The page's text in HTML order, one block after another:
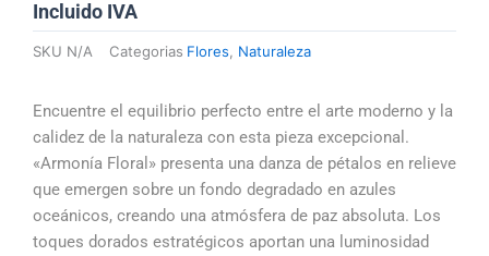
o
r
p
precios:
desde
hasta
$345.52
Incluido IVA
SKU N/A Categorias Flores Naturaleza
Encuentre el equilibrio perfecto entre el arte moderno y la
calidez de la naturaleza con esta pieza excepcional.
«Armonía Floral» presenta una danza de pétalos en relieve
que emergen sobre un fondo degradado en azules
oceánicos, creando una atmósfera de paz absoluta. Los
toques dorados estratégicos aportan una luminosidad